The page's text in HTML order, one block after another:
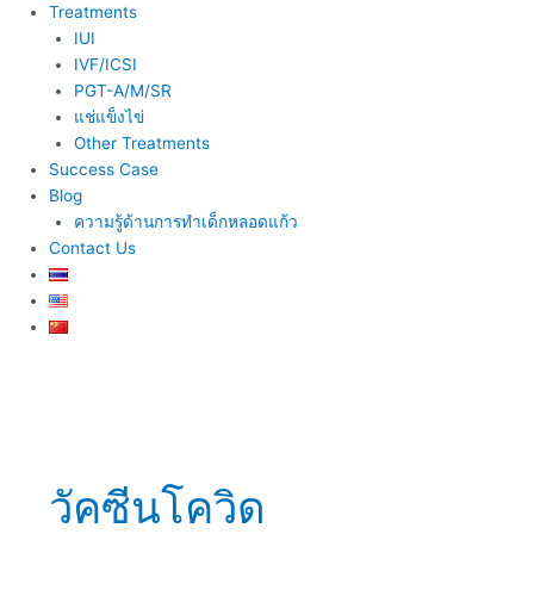
Treatments
IUI
IVF/ICSI
PGT-A/M/SR
แช่แข็งไข่
Other Treatments
Success Case
Blog
ความรู้ด้านการทำเด็กหลอดแก้ว
Contact Us
วัคซีนโควิด